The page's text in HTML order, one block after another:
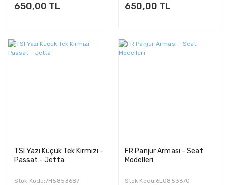
650,00 TL 650,00 TL
TSI Yazı Küçük Tek Kırmızı -
Passat - Jetta
Stok Kodu:7H5853687
FR Panjur Arması - Seat
Modelleri
Stok Kodu:6L0853670